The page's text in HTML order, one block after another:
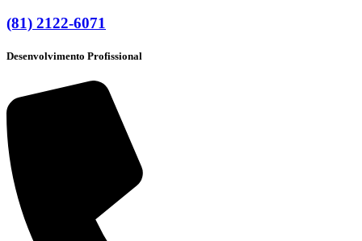
(81) 2122-6071
Desenvolvimento Profissional